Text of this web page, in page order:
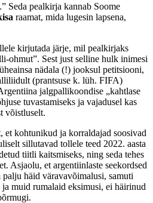
Seda pealkirja kannab Soome
raamat, mida lugesin lapsena,
kirjutada järje, mil pealkirjaks
ohmut”. Sest just selline hulk inimesi
nädala (!) jooksul petitsiooni,
(prantsuse k. lüh. FIFA)
jalgpallikoondise „kahtlase
tuvastamiseks ja vajadusel kas
võistluselt.
et kohtunikud ja korraldajad soosivad
sillutavad tollele teed 2022. aasta
tiitli kaitsmiseks, ning seda tehes
Asjaolu, et argentiinlaste seekordsed
palju häid väravavõimalusi, samuti
muid rumalaid eksimusi, ei häirinud